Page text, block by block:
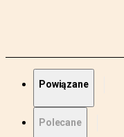
Powiązane
Polecane